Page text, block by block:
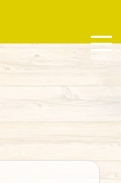
MENU